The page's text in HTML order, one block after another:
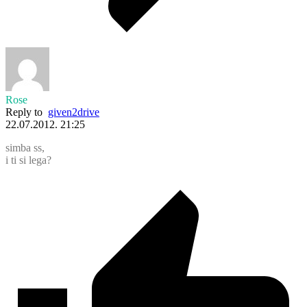
Rose
Reply to given2drive
22.07.2012. 21:25
simba ss,
i ti si lega?